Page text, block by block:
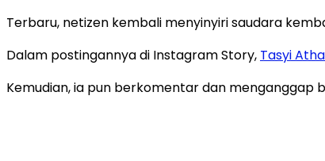
Terbaru, netizen kembali menyinyiri saudara
Dalam postingannya di Instagram Story, Tasyi
Kemudian, ia pun berkomentar dan